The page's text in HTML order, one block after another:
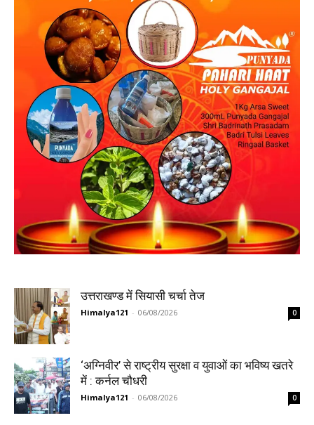
उत्तराखण्ड में सियासी चर्चा तेज
Himalya121 - 06/08/2026 0
‘अग्निवीर’ से राष्ट्रीय सुरक्षा व युवाओं का भविष्य खतरे
में : कर्नल चौधरी
Himalya121 - 06/08/2026 0